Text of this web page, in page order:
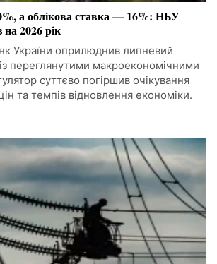
а облікова ставка — 16%: НБУ
2026 рік
України оприлюднив липневий
із переглянутими макроекономічними
суттєво погіршив очікування
та темпів відновлення економіки.